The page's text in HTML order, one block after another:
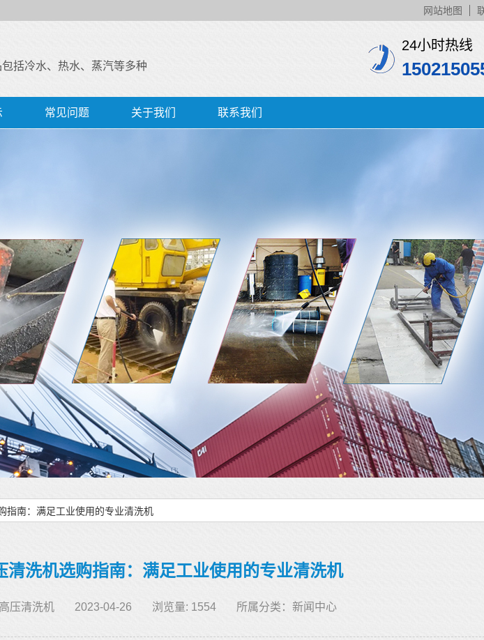
网站地图
括冷水、热水、蒸汽等多种
24小时热线
常见问题 关于我们 联系我们
指南：满足工业使用的专业清洗机
清洗机选购指南：满足工业使用的专业清洗机
压清洗机 2023-04-26 浏览量: 1554 所属分类： 新闻中心